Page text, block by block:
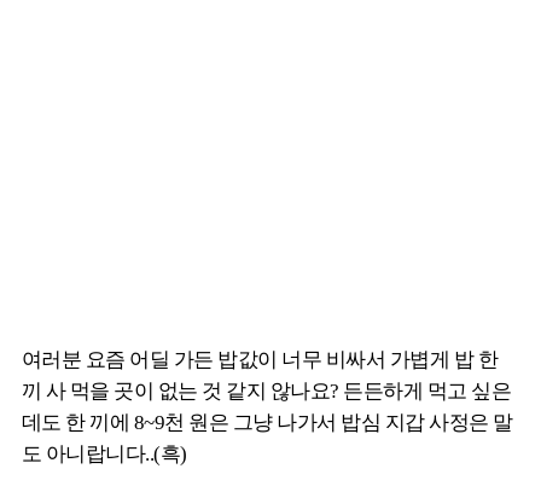
여러분 요즘 어딜 가든 밥값이 너무 비싸서 가볍게 밥 한
끼 사 먹을 곳이 없는 것 같지 않나요? 든든하게 먹고 싶은
데도 한 끼에 8~9천 원은 그냥 나가서 밥심 지갑 사정은 말
도 아니랍니다..(흑)